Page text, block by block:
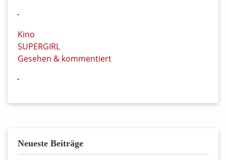
Kino
SUPERGIRL
Gesehen & kommentiert
Neueste Beiträge